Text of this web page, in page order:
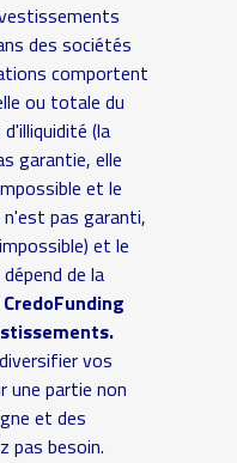
des sociétés
comportent
ou totale du
(la
garantie, elle
et le
pas garanti,
et le
de la
CredoFunding
vos
une partie non
et des
pas besoin.